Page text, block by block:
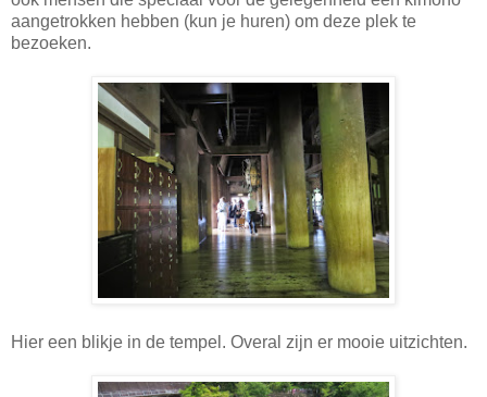
aangetrokken hebben (kun je huren) om deze plek te
bezoeken.
Hier een blikje in de tempel. Overal zijn er mooie uitzichten.